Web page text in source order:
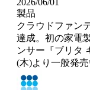
2026/06/01
製品
クラウドファン
達成。初の家電
ンサー『ブリタ
(木)より一般発売